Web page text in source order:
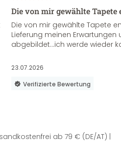
Die von mir gewählte
Die von mir gewählte Tapete
Lieferung meinen Erwartungen
abgebildet...ich werde wieder
23.07.2026
Verifizierte Bewertung
ab 79 € (DE/AT) |